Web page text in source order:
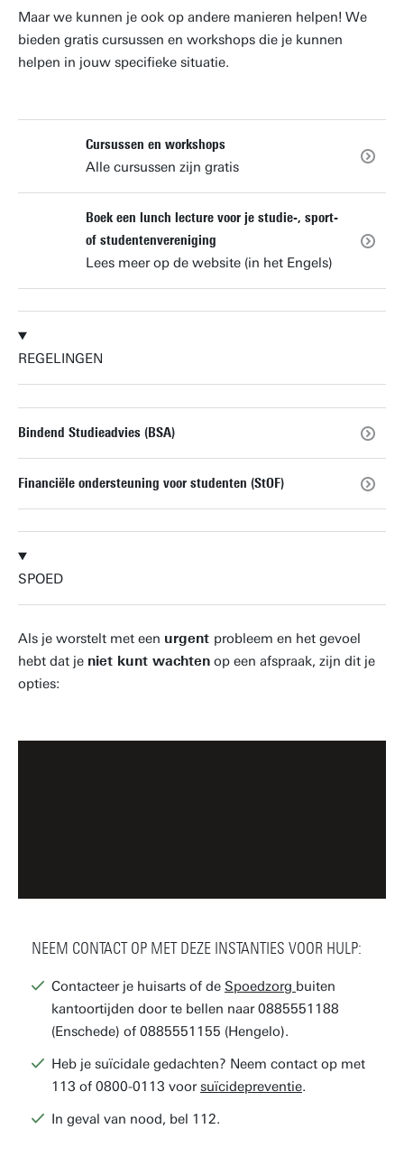
Maar we kunnen je ook op andere manieren helpen! We
bieden gratis cursussen en workshops die je kunnen
helpen in jouw specifieke situatie.
Cursussen en workshops
Alle cursussen zijn gratis
Boek een lunch lecture voor je studie-, sport-
of studentenvereniging
Lees meer op de website (in het Engels)
REGELINGEN
Bindend Studieadvies (BSA)
Financiële ondersteuning voor studenten (StOF)
SPOED
Als je worstelt met een urgent probleem en het gevoel
hebt dat je niet kunt wachten op een afspraak, zijn dit je
opties:
NEEM CONTACT OP MET DEZE INSTANTIES VOOR HULP:
Contacteer je huisarts of de Spoedzorg buiten
kantoortijden door te bellen naar 0885551188
(Enschede) of 0885551155 (Hengelo).
Heb je suïcidale gedachten? Neem contact op met
113 of 0800-0113 voorsuïcidepreventie.
In geval van nood, bel 112.